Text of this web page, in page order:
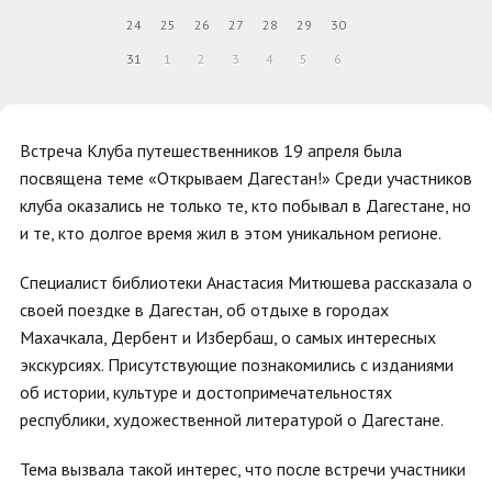
Встреча Клуба путешественников 19 апреля была
посвящена теме «Открываем Дагестан!» Среди участников
клуба оказались не только те, кто побывал в Дагестане, но
и те, кто долгое время жил в этом уникальном регионе.
Специалист библиотеки Анастасия Митюшева рассказала о
своей поездке в Дагестан, об отдыхе в городах
Махачкала, Дербент и Избербаш, о самых интересных
экскурсиях. Присутствующие познакомились с изданиями
об истории, культуре и достопримечательностях
республики, художественной литературой о Дагестане.
Тема вызвала такой интерес, что после встречи участники
24 25 26 27 28 29 30
31 1 2 3 4 5 6